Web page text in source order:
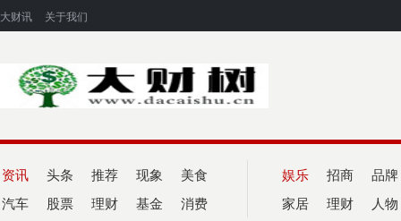
大财讯 关于我们
资讯 头条 推荐 现象 美食
汽车 股票 理财 基金 消费
娱乐 招商 品牌
家居 理财 人物